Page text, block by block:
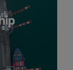
logistico da
con i lavori in
del 2026.